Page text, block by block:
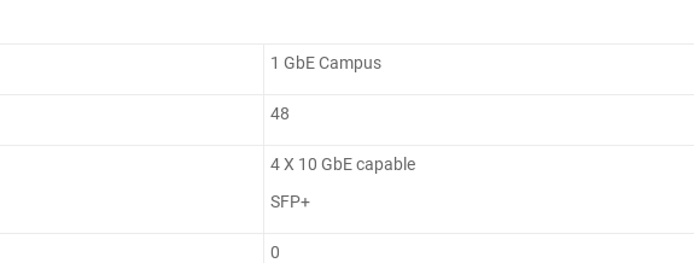
1 GbE Campus
48
4 X 10 GbE capable
SFP+
0